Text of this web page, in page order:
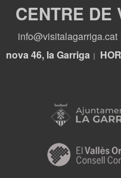
CENTRE DE
info@visitalagarriga.cat
nova 46, la Garriga